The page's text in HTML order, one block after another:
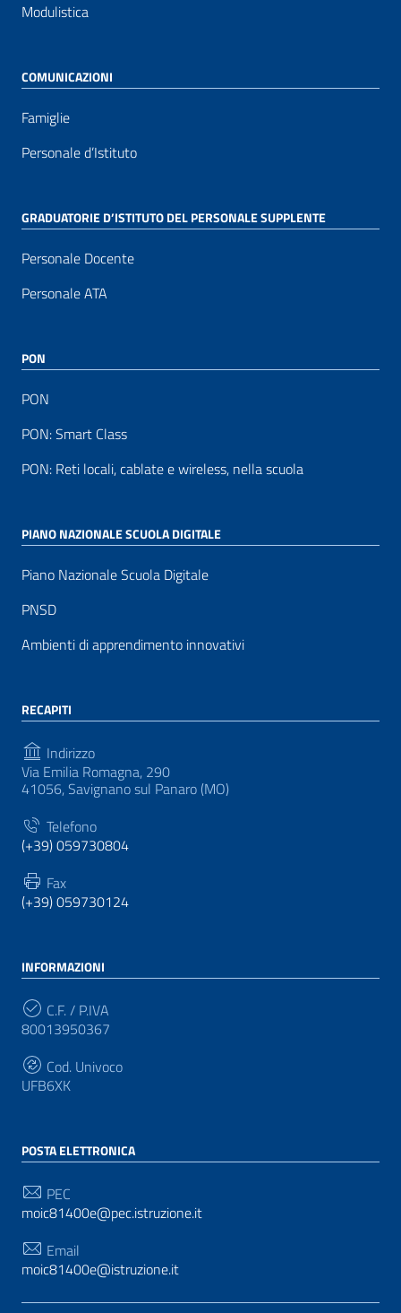
Modulistica
COMUNICAZIONI
Famiglie
Personale d’Istituto
GRADUATORIE D’ISTITUTO DEL PERSONALE SUPPLENTE
Personale Docente
Personale ATA
PON
PON
PON: Smart Class
PON: Reti locali, cablate e wireless, nella scuola
PIANO NAZIONALE SCUOLA DIGITALE
Piano Nazionale Scuola Digitale
PNSD
Ambienti di apprendimento innovativi
RECAPITI
Indirizzo
Via Emilia Romagna, 290
41056, Savignano sul Panaro (MO)
Telefono
(+39) 059730804
Fax
(+39) 059730124
INFORMAZIONI
C.F. / P.IVA
80013950367
Cod. Univoco
UFB6XK
POSTA ELETTRONICA
PEC
moic81400e@pec.istruzione.it
Email
moic81400e@istruzione.it